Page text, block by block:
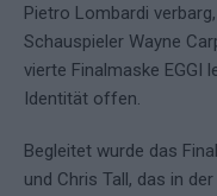
Pietro Lombardi
Schauspieler Wayne
vierte Finalmaske EGGI
Identität offen.
Begleitet wurde das
und Chris Tall, das in